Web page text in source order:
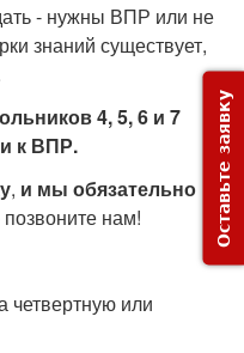
- нужны ВПР или не
знаний существует,
4, 5, 6 и 7
к ВПР.
, и мы обязательно
нам!
или
Оставьте заявку